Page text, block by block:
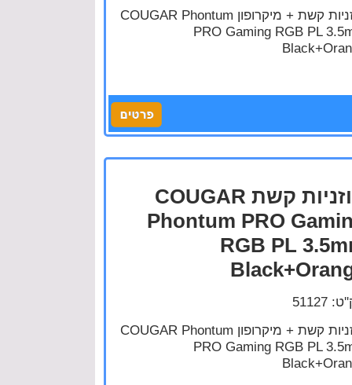
אוזניות קשת + מיקרופון COUGAR Phontum
PRO Gaming RGB PL
אוזניות קשת COUGAR
Phontum PRO
RGB PL
אוזניות קשת + מיקרופון COUGAR Phontum
PRO Gaming RGB PL